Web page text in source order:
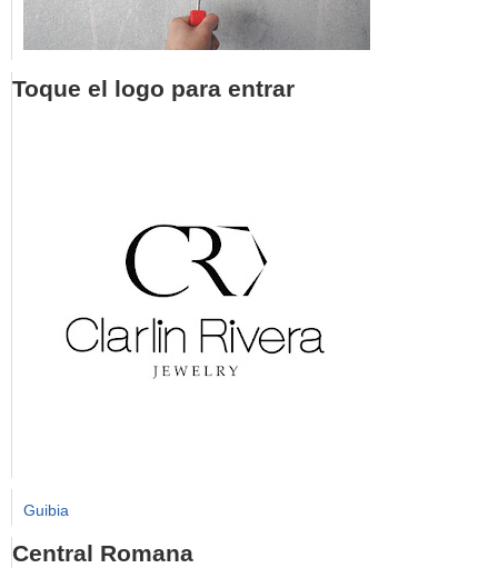
Toque el logo para entrar
Guibia
Central Romana